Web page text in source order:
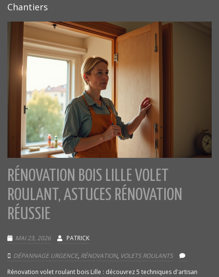
Chantiers
RÉNOVATION BOIS LILLE VOLET
ROULANT, ASTUCES RÉNOVATION
RÉUSSIE
MAI 23, 2026 PATRICK
DÉPANNAGE URGENCE, RÉNOVATION, VOLETS ROULANTS
Rénovation volet roulant bois Lille : découvrez 5 techniques d'artisan